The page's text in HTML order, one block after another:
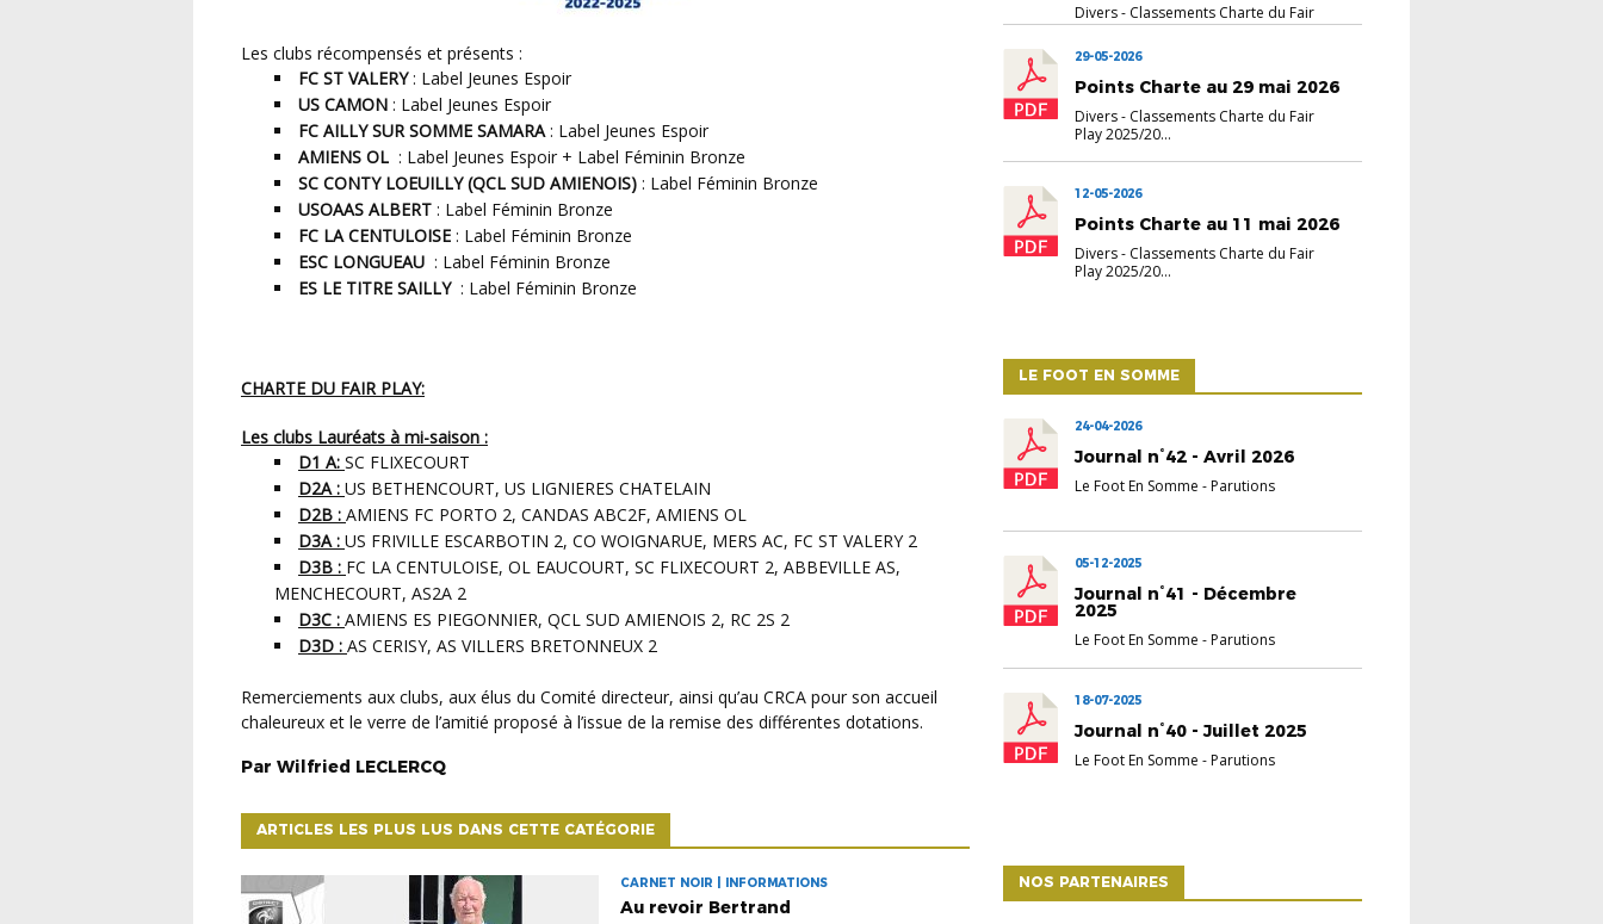
Les clubs récompensés et présents :
FC ST VALERY: Label Jeunes Espoir
US CAMON : Label Jeunes Espoir
FC AILLY SUR SOMME SAMARA : Label Jeunes Espoir
AMIENS OL : Label Jeunes Espoir + Label Féminin Bronze
SC CONTY LOEUILLY (QCL SUD AMIENOIS) : Label Féminin Bronze
USOAAS ALBERT : Label Féminin Bronze
FC LA CENTULOISE : Label Féminin Bronze
ESC LONGUEAU : Label Féminin Bronze
ES LE TITRE SAILLY : Label Féminin Bronze
CHARTE DU FAIR PLAY:
Les clubs Lauréats à mi-saison :
D1 A: SC FLIXECOURT
D2A : US BETHENCOURT, US LIGNIERES CHATELAIN
D2B : AMIENS FC PORTO 2, CANDAS ABC2F, AMIENS OL
D3A : US FRIVILLE ESCARBOTIN 2, CO WOIGNARUE, MERS AC, FC ST VALERY 2
D3B : FC LA CENTULOISE, OL EAUCOURT, SC FLIXECOURT 2, ABBEVILLE AS,
MENCHECOURT, AS2A 2
D3C : AMIENS ES PIEGONNIER, QCL SUD AMIENOIS 2, RC 2S 2
D3D : AS CERISY, AS VILLERS BRETONNEUX 2
Remerciements aux clubs, aux élus du Comité directeur, ainsi qu’au CRCA pour son accueil
chaleureux et le verre de l’amitié proposé à l’issue de la remise des différentes dotations.
Par Wilfried LECLERCQ
ARTICLES LES PLUS LUS DANS CETTE CATÉGORIE
CARNET NOIR | INFORMATIONS
Au revoir Bertrand
Divers- Classements Charte du Fair
Play 2025/20...
29-05-2026
Points Charte au 29 mai 2026
Divers- Classements Charte du Fair
Play 2025/20...
12-05-2026
Points Charte au 11 mai 2026
Divers- Classements Charte du Fair
Play 2025/20...
LE FOOT EN SOMME
24-04-2026
Journal n°42 - Avril 2026
Le Foot En Somme - Parutions
05-12-2025
Journal n°41 - Décembre
2025
Le Foot En Somme - Parutions
18-07-2025
Journal n°40 - Juillet 2025
Le Foot En Somme - Parutions
NOS PARTENAIRES